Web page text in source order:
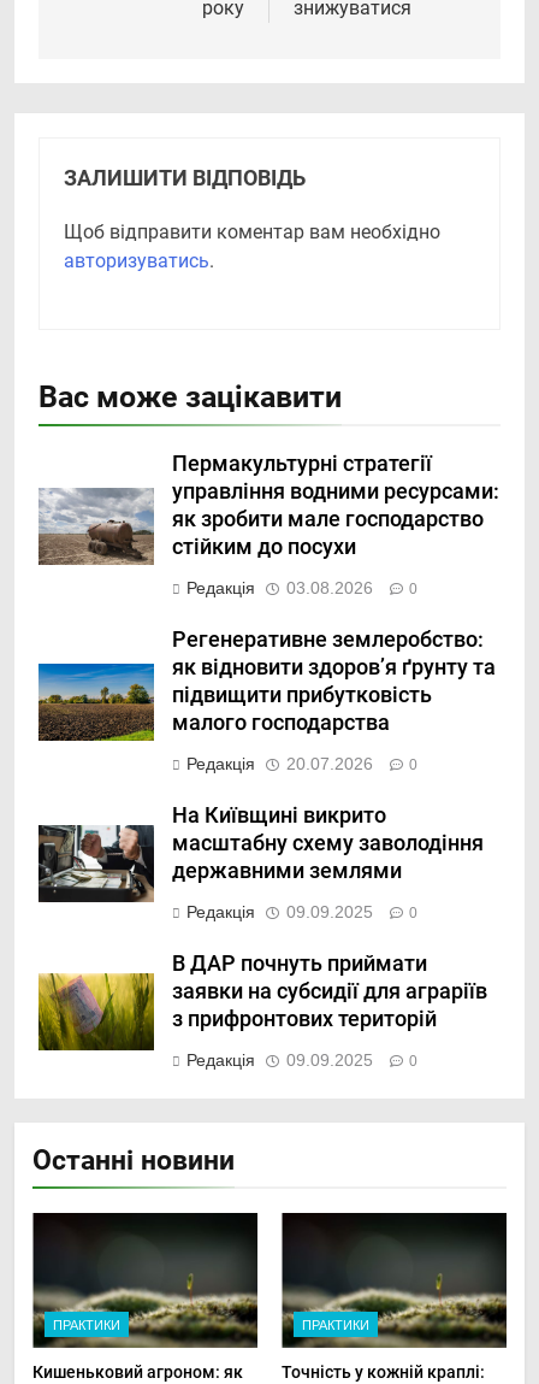
року знижуватися
ЗАЛИШИТИ ВІДПОВІДЬ
Щоб відправити коментар вам необхідно
авторизуватись.
Вас може зацікавити
Пермакультурні стратегії
управління водними ресурсами:
як зробити мале господарство
стійким до посухи
Редакція 03.08.2026 0
Регенеративне землеробство:
як відновити здоров’я ґрунту та
підвищити прибутковість
малого господарства
Редакція 20.07.2026 0
На Київщині викрито
масштабну схему заволодіння
державними землями
Редакція 09.09.2025 0
В ДАР почнуть приймати
заявки на субсидії для аграріїв
з прифронтових територій
Редакція 09.09.2025 0
Останні новини
ПРАКТИКИ
Кишеньковий агроном: як
ПРАКТИКИ
Точність у кожній краплі: